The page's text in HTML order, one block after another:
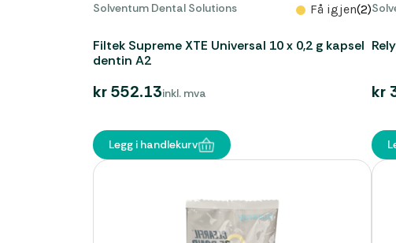
Solventum Dental Solutions Få igjen(2)
Filtek Supreme XTE Universal 10 x 0,2 g kapsel
dentin A2
kr 552.13inkl. mva
Legg i handlekurv
kr